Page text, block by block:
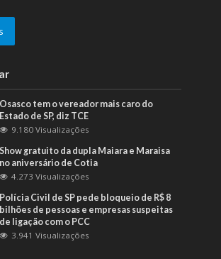
Osasco tem o vereador mais caro do
Estado de SP, diz TCE
9.180 Visualizações
Show gratuito da dupla Maiara e Maraisa
no aniversário de Cotia
4.273 Visualizações
Polícia Civil de SP pede bloqueio de R$ 8
bilhões de pessoas e empresas suspeitas
de ligação com o PCC
3.941 Visualizações